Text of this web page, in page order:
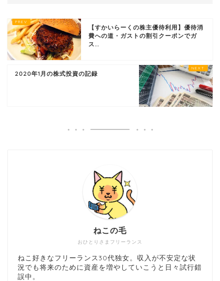
【すかいらーくの株主優待利用】優待消
費への道・ガストの割引クーポンでガ
ス...
2020年1月の株式投資の記録
おひとりさまフリーランス
ねこの毛
ねこ好きなフリーランス30代独女。収入が不安定な状
況でも将来のために資産を増やしていこうと日々試行錯
誤中。